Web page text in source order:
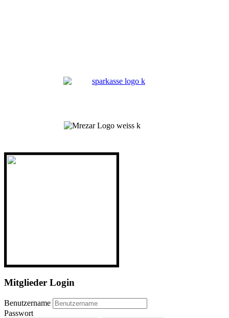
Mitglieder Login
Benutzername
Passwort